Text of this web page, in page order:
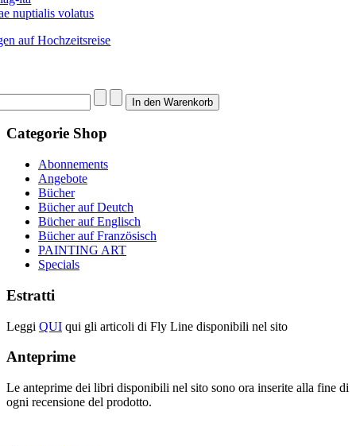
nuptialis volatus
auf Hochzeitsreise
Categorie Shop
Abonnements
Angebote
Bücher
Bücher auf Deutch
Bücher auf Englisch
Bücher auf Französisch
PAINTING ART
Specials
Estratti
Leggi QUI qui gli articoli di Fly Line disponibili nel sito
Anteprime
Le anteprime dei libri disponibili nel sito sono ora inserite alla fine di
ogni recensione del prodotto.